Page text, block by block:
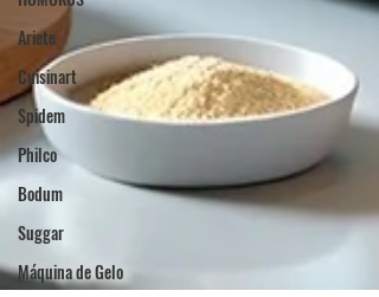
Ariete
Cuisinart
Spidem
Philco
Bodum
Suggar
Máquina de Gelo